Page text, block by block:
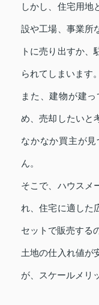
しかし、住宅用地
設や工場、事業所
トに売り出すか、
られてしまいます。
また、建物が建
め、売却したいと
なかなか買主が
ん。
そこで、ハウスメ
れ、住宅に適した
セットで販売する
土地の仕入れ値が
が、スケールメリ